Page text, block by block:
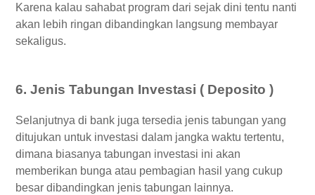
Karena kalau sahabat program dari sejak dini tentu nanti
akan lebih ringan dibandingkan langsung membayar
sekaligus.
6. Jenis Tabungan Investasi ( Deposito )
Selanjutnya di bank juga tersedia jenis tabungan yang
ditujukan untuk investasi dalam jangka waktu tertentu,
dimana biasanya tabungan investasi ini akan
memberikan bunga atau pembagian hasil yang cukup
besar dibandingkan jenis tabungan lainnya.